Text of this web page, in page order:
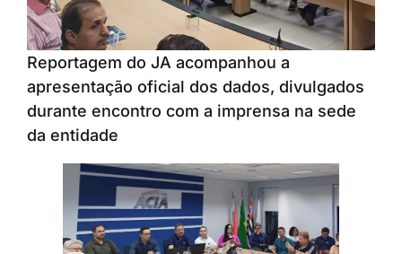
Reportagem do JA acompanhou a
apresentação oficial dos dados, divulgados
durante encontro com a imprensa na sede
da entidade